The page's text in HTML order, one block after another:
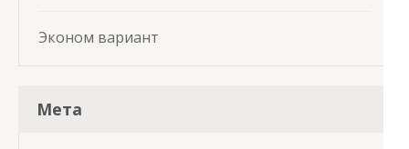
Эконом вариант
Мета